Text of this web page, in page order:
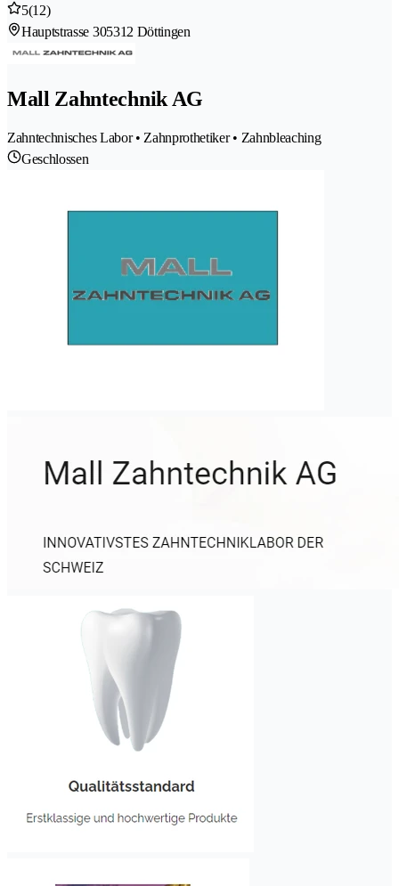
5(12)
Hauptstrasse 305312 Döttingen
Mall Zahntechnik AG
Zahntechnisches Labor • Zahnprothetiker • Zahnbleaching
Geschlossen